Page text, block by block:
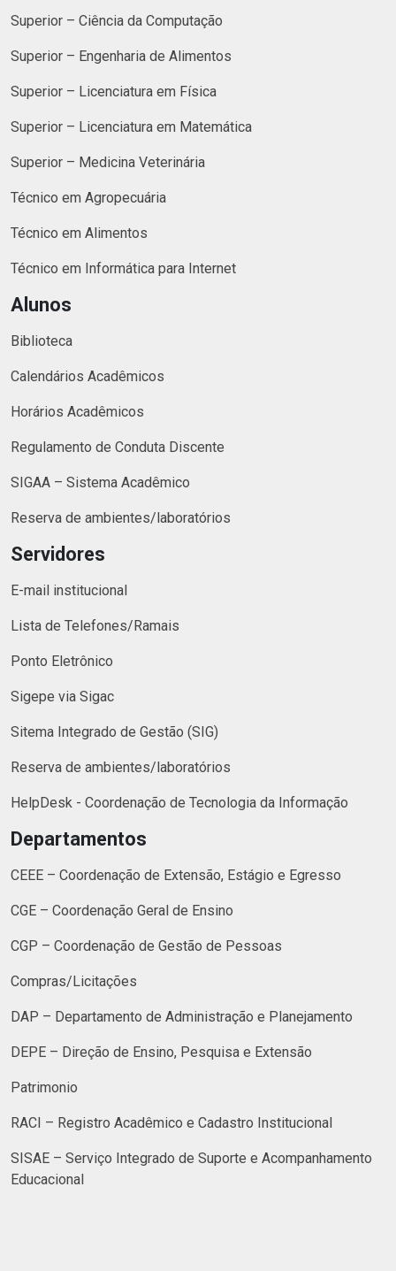
Superior – Ciência da Computação
Superior – Engenharia de Alimentos
Superior – Licenciatura em Física
Superior – Licenciatura em Matemática
Superior – Medicina Veterinária
Técnico em Agropecuária
Técnico em Alimentos
Técnico em Informática para Internet
Alunos
Biblioteca
Calendários Acadêmicos
Horários Acadêmicos
Regulamento de Conduta Discente
SIGAA – Sistema Acadêmico
Reserva de ambientes/laboratórios
Servidores
E-mail institucional
Lista de Telefones/Ramais
Ponto Eletrônico
Sigepe via Sigac
Sitema Integrado de Gestão (SIG)
Reserva de ambientes/laboratórios
HelpDesk - Coordenação de Tecnologia da Informação
Departamentos
CEEE – Coordenação de Extensão, Estágio e Egresso
CGE – Coordenação Geral de Ensino
CGP – Coordenação de Gestão de Pessoas
Compras/Licitações
DAP – Departamento de Administração e Planejamento
DEPE – Direção de Ensino, Pesquisa e Extensão
Patrimonio
RACI – Registro Acadêmico e Cadastro Institucional
SISAE – Serviço Integrado de Suporte e Acompanhamento
Educacional